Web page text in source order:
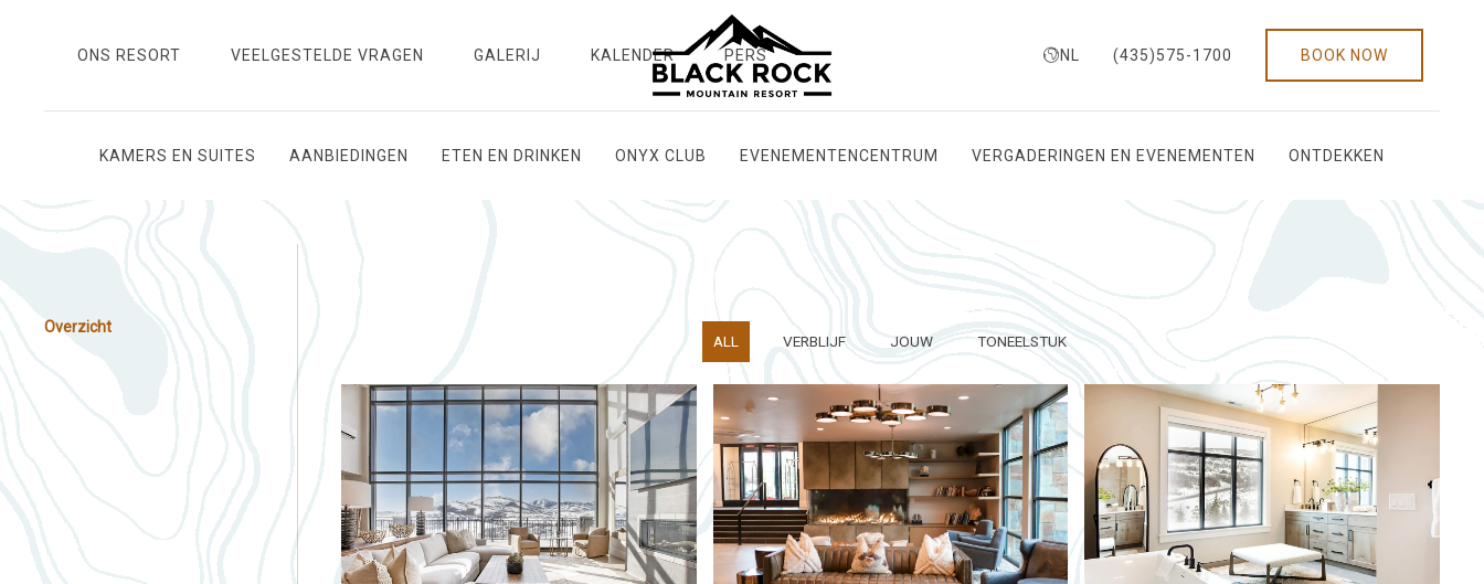
ONS RESORT VEELGESTELDE VRAGEN GALERIJ KALENDER PERS NL (435)575-1700 BOOK NOW
KAMERS EN SUITES AANBIEDINGEN ETEN EN DRINKEN ONYX CLUB EVENEMENTENCENTRUM VERGADERINGEN EN EVENEMENTEN ONTDEKKEN
Overzicht
ALL
VERBLIJF JOUW TONEELSTUK